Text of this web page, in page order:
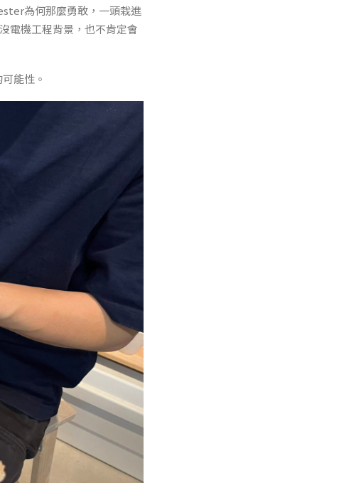
為何那麼勇敢，一頭栽進
電機工程背景，也不肯定會
能性。